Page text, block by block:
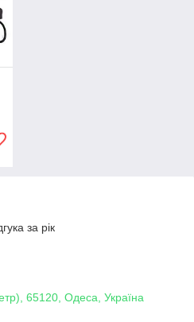
за рік
65120, Одеса, Україна